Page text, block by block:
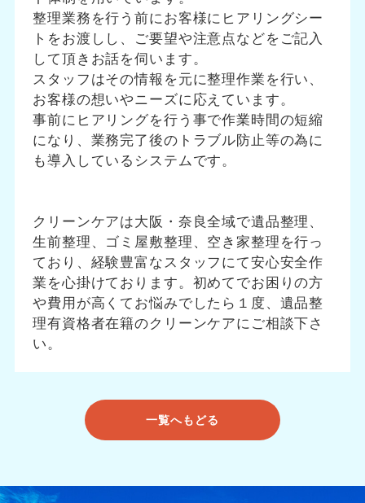
整理業務を行う前にお客様にヒアリングシー
トをお渡しし、ご要望や注意点などをご記入
して頂きお話を伺います。
スタッフはその情報を元に整理作業を行い、
お客様の想いやニーズに応えています。
事前にヒアリングを行う事で作業時間の短縮
になり、業務完了後のトラブル防止等の為に
も導入しているシステムです。
クリーンケアは大阪・奈良全域で遺品整理、
生前整理、ゴミ屋敷整理、空き家整理を行っ
ており、経験豊富なスタッフにて安心安全作
業を心掛けております。初めてでお困りの方
や費用が高くてお悩みでしたら１度、遺品整
理有資格者在籍のクリーンケアにご相談下さ
い。
一覧へもどる